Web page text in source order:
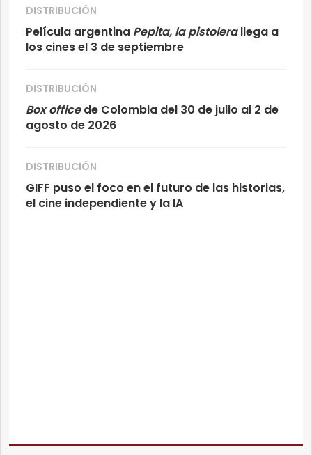
DISTRIBUCIÓN
Película argentina Pepita, la pistolerallega a
los cines el 3 de septiembre
DISTRIBUCIÓN
Box officede Colombia del 30 de julio al 2 de
agosto de 2026
DISTRIBUCIÓN
GIFF puso el foco en el futuro de las historias,
el cine independiente y la IA